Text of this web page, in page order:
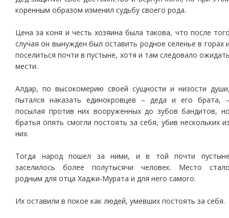
коренным образом изменил судьбу своего рода.
Цена за коня и честь хозяина была такова, что после
случая он вынужден был оставить родное селенье в горах
поселиться почти в пустыне, хотя и там следовало
мести.
Алдар, по высокомерию своей сущности и низости
пытался наказать единокровцев – деда и его брата,
посылая против них вооруженных до зубов бандитов,
братья опять смогли постоять за себя, убив нескольких
них.
Тогда народ пошел за ними, и в той почти
заселилось более полутысячи человек. Место
родным для отца Хаджи-Мурата и для него самого.
Их оставили в покое как людей, умевших постоять за себя.